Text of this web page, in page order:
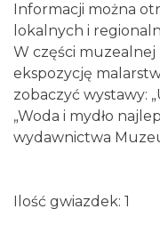
Informacji można
lokalnych i
W części muzealnej
ekspozycję
zobaczyć wystawy:
„Woda i mydło
wydawnictwa
Ilość gwiazdek: 1